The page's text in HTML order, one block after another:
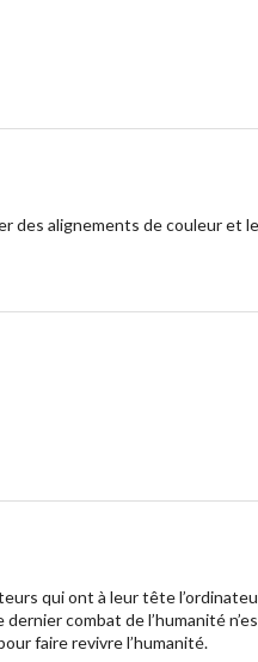
des alignements de couleur et
qui ont à leur tête
combat de l’humanité
faire revivre l’humanité.